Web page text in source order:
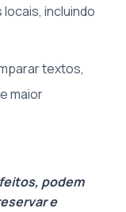
incluindo
textos,
maior
podem
e